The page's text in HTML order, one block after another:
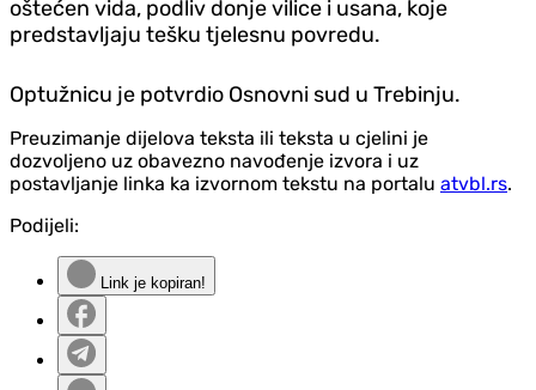
oštećen vida, podliv donje vilice i usana, koje
predstavljaju tešku tjelesnu povredu.
Optužnicu je potvrdio Osnovni sud u Trebinju.
Preuzimanje dijelova teksta ili teksta u cjelini je
dozvoljeno uz obavezno navođenje izvora i uz
postavljanje linka ka izvornom tekstu na portalu atvbl.rs.
Podijeli:
Link je kopiran!